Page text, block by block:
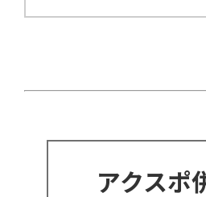
アクスポ